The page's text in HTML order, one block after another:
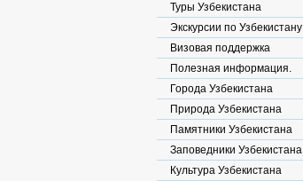
Туры Узбекистана
Экскурсии по Узбекистану
Визовая поддержка
Полезная информация.
Города Узбекистана
Природа Узбекистана
Памятники Узбекистана
Заповедники Узбекистана
Культура Узбекистана